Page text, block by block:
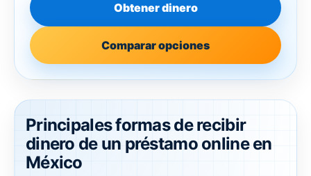
Obtener dinero
Comparar opciones
Principales formas de recibir
dinero de un préstamo online en
México